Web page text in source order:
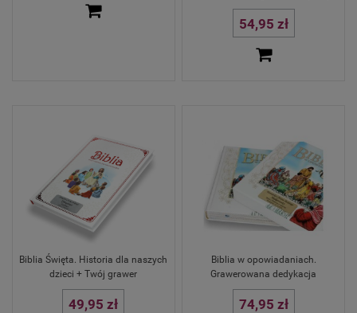
54,95 zł
Biblia Święta. Historia dla naszych
dzieci + Twój grawer
49,95 zł
Biblia w opowiadaniach.
Grawerowana dedykacja
74,95 zł